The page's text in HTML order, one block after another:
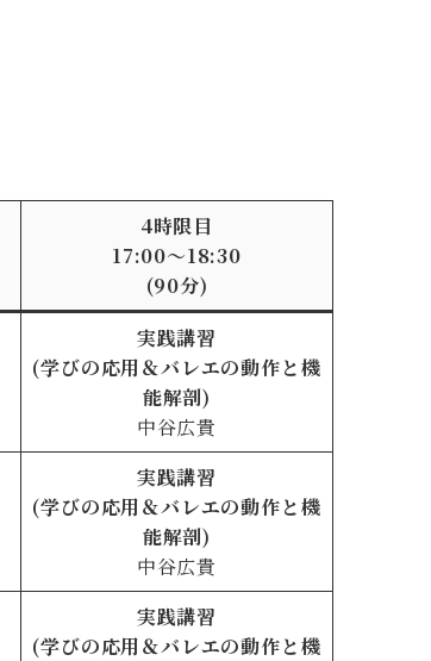
4時限目
17:00〜18:30
(90分)
実践講習
(学びの応用＆バレエの動作と機
能解剖)
中谷広貴
実践講習
(学びの応用＆バレエの動作と機
能解剖)
中谷広貴
実践講習
(学びの応用＆バレエの動作と機